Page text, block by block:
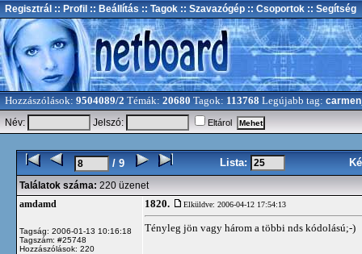
Regisztrál :: Profil :: Beállítás :: Tagok :: Szavazógép :: Csoportok :: Segítség
Hozzászólások: 9504089/2 Témák: 20680 Tagok: 113768 Legújabb tag:
Név:
Jelszó: Eltárol
/ 9 Lista:
Találatok száma: 220 üzenet
amdamd
Tagság: 2006-01-13 10:16:18
Tagszám: #25748
Hozzászólások: 220
1820. Elküldve: 2006-04-12 17:54:13
Tényleg jön vagy három a többi nds kódolású;-)